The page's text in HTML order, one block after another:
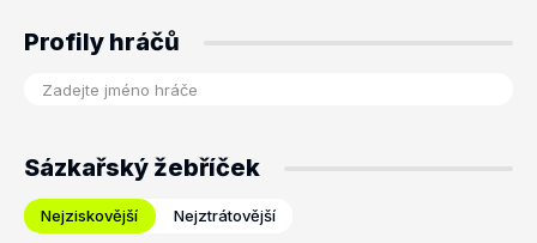
Profily hráčů
Sázkařský žebříček
Nejziskovější Nejztrátovější